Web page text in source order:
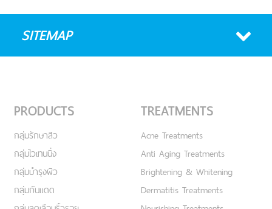
SITEMAP
PRODUCTS
กลุ่มรักษาสิว
กลุ่มไวเทนนิ่ง
กลุ่มบำรุงผิว
กลุ่มกันแดด
TREATMENTS
Acne Treatments
Anti Aging Treatments
Brightening & Whitening
Dermatitis Treatments